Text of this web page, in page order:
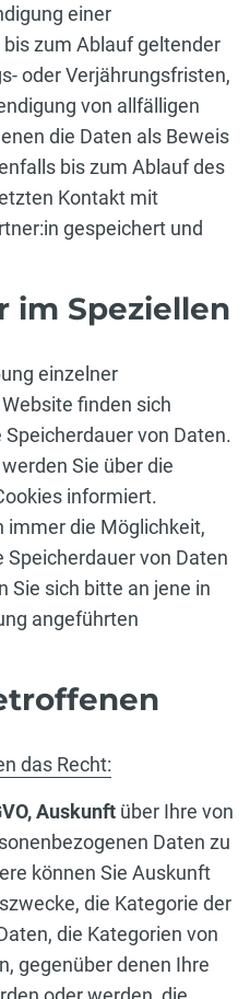
einer
zum Ablauf geltender
oder Verjährungsfristen,
von allfälligen
die Daten als Beweis
bis zum Ablauf des
Kontakt mit
gespeichert und
im Speziellen
einzelner
finden sich
von Daten.
Sie über die
informiert.
immer die Möglichkeit,
Speicherdauer von Daten
Sie sich bitte an jene in
angeführten
das Recht:
Auskunft über Ihre von
Daten zu
können Sie Auskunft
die Kategorie der
die Kategorien von
gegenüber denen Ihre